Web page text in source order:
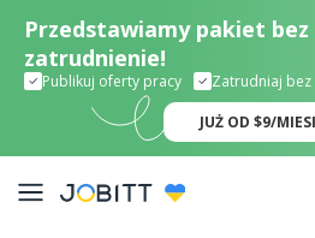
Przedstawiamy pakiet
zatrudnienie!
Publikuj oferty pracy Zatrudniaj
JUŻ OD $9/